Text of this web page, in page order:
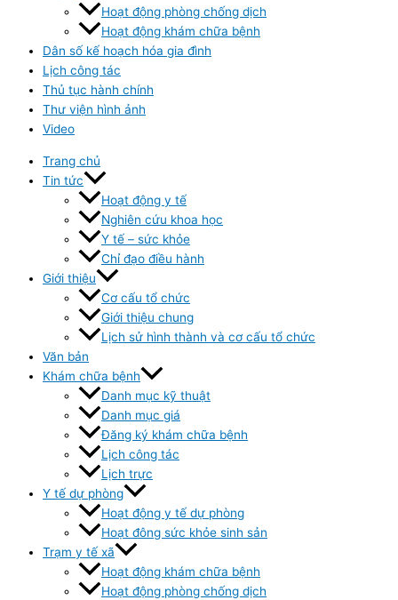
Hoạt động phòng chống dịch
Hoạt động khám chữa bệnh
Dân số kế hoạch hóa gia đình
Lịch công tác
Thủ tục hành chính
Thư viện hình ảnh
Video
Trang chủ
Tin tức
Hoạt động y tế
Nghiên cứu khoa học
Y tế – sức khỏe
Chỉ đạo điều hành
Giới thiệu
Cơ cấu tổ chức
Giới thiệu chung
Lịch sử hình thành và cơ cấu tổ chức
Văn bản
Khám chữa bệnh
Danh mục kỹ thuật
Danh mục giá
Đăng ký khám chữa bệnh
Lịch công tác
Lịch trực
Y tế dự phòng
Hoạt động y tế dự phòng
Hoạt đông sức khỏe sinh sản
Trạm y tế xã
Hoạt động khám chữa bệnh
Hoạt động phòng chống dịch